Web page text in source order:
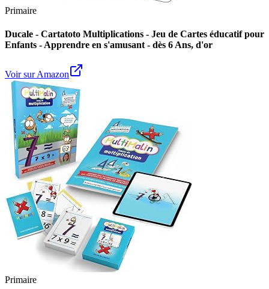
Primaire
Ducale - Cartatoto Multiplications - Jeu de Cartes éducatif pour
Enfants - Apprendre en s'amusant - dès 6 Ans, d'or
Voir sur Amazon
Primaire